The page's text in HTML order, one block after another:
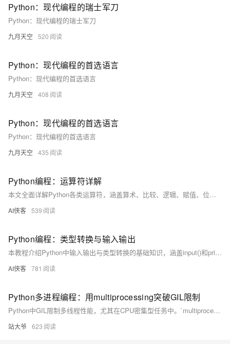
Python：现代编程的瑞士军刀
Python：现代编程的瑞士军刀
九月天空 520
Python：现代编程的首选语言
Python：现代编程的首选语言
九月天空 408
Python：现代编程的首选语言
Python：现代编程的首选语言
九月天空 435
Python编程：运算符详解
本文全面详解Python各类运算符，涵盖算术、比较、逻辑、赋值、位、身份、成员运算符及优先级规则，结合实例代码与运行结果，助你深入掌握Python运算符的使用方法与应用场景。
AI侠客 539
Python编程：类型转换与输入输出
本教程介绍Python中输入输出与类型转换的基础知识，涵盖input()和print()的使用，int()、float()等类型转换方法，并通过综合示例演示数据处理、错误处理及格式化输出，助你掌握核心编程技能。
AI侠客 781
Python多进程编程：用multiprocessing突破GIL限制
Python中GIL限制多线程性能，尤其在CPU密集型任务中。`multiprocessing`模块通过创建独立进程，绕过GIL，实现真正的并行计算。它支持进程池、队列、管道、共享内存和同步机制，适用于科学计算、图像处理等场景。相比多线程，多进程更适合利用多核优势，虽有较高内存开销，但能显著提升性能。合理使用进程池与通信机制，可最大化效率。
站大爷 623